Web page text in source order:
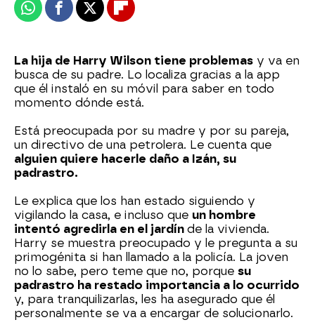
WhatsappFacebook
X Flipboard
La hija de Harry Wilson tiene problemas y va en
busca de su padre. Lo localiza gracias a la app
que él instaló en su móvil para saber en todo
momento dónde está.
Está preocupada por su madre y por su pareja,
un directivo de una petrolera. Le cuenta que
alguien quiere hacerle daño a Izán, su
padrastro.
Le explica que los han estado siguiendo y
vigilando la casa, e incluso que un hombre
intentó agredirla en el jardín de la vivienda.
Harry se muestra preocupado y le pregunta a su
primogénita si han llamado a la policía. La joven
no lo sabe, pero teme que no, porque su
padrastro ha restado importancia a lo ocurrido
y, para tranquilizarlas, les ha asegurado que él
personalmente se va a encargar de solucionarlo.